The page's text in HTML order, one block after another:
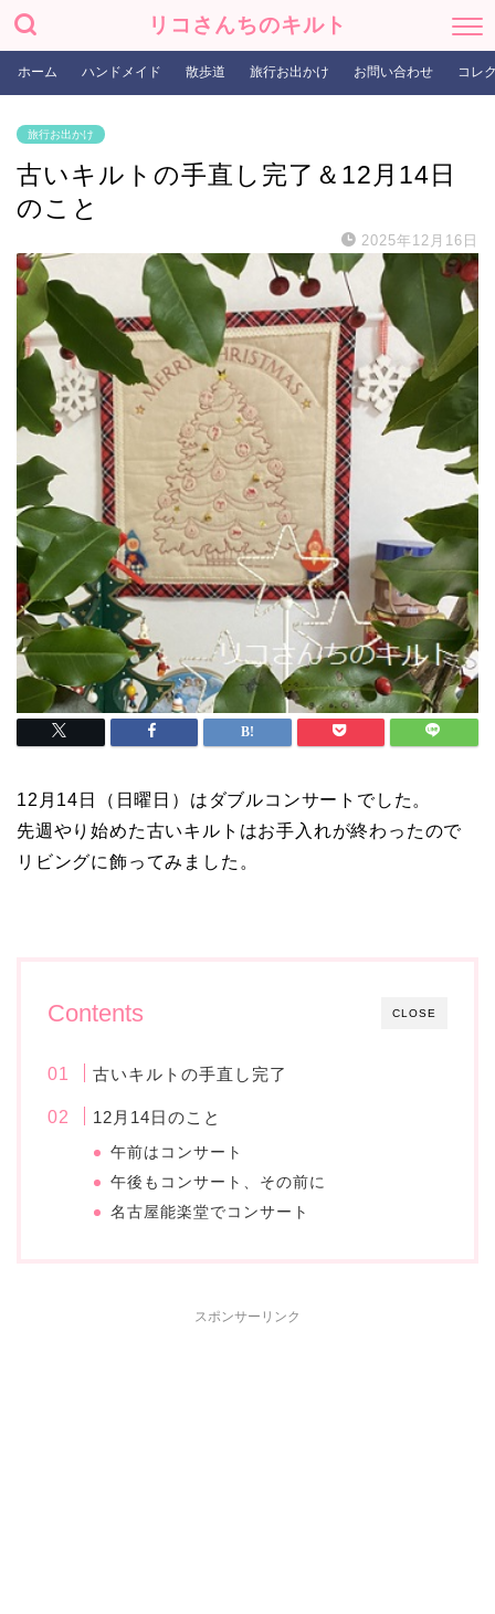
リコさんちのキルト
ホーム ハンドメイド 散歩道 旅行お出かけ お問い合わせ コレ
旅行お出かけ
古いキルトの手直し完了＆12月14日
のこと
2025年12月16日
12月14日（日曜日）はダブルコンサートでした。
先週やり始めた古いキルトはお手入れが終わったので
リビングに飾ってみました。
CLOSE
Contents
古いキルトの手直し完了
12月14日のこと
午前はコンサート
午後もコンサート、その前に
名古屋能楽堂でコンサート
スポンサーリンク